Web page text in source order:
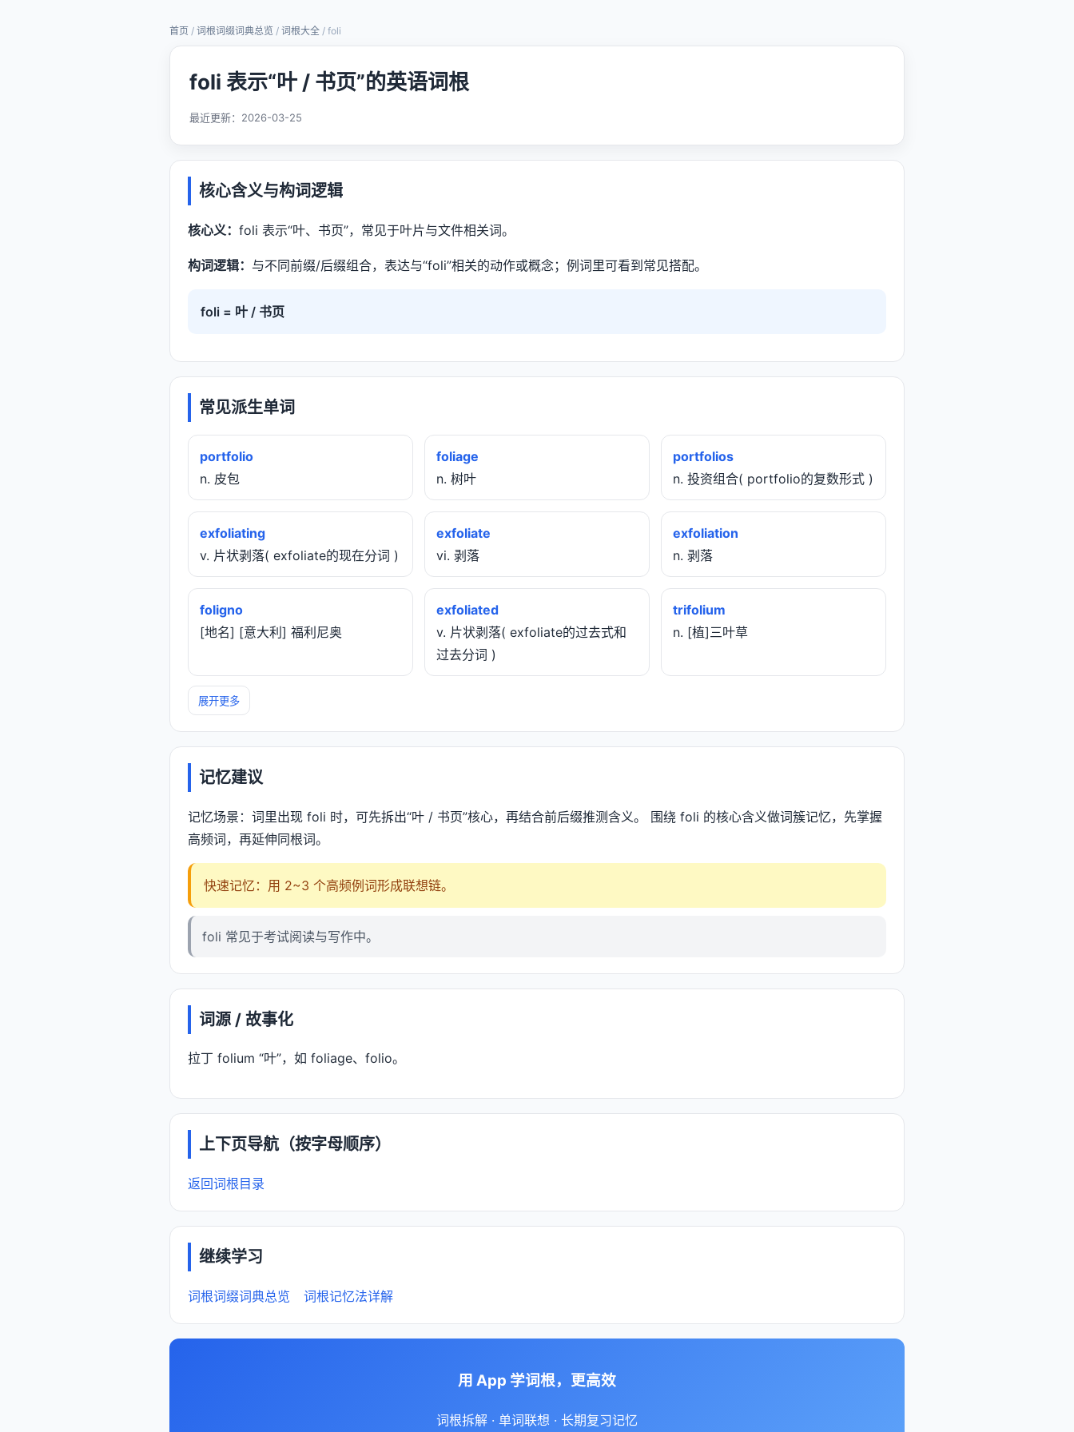
首页 / 词根词缀词典总览 / 词根大全 / foli
foli 表示“叶 / 书页”的英语词根
最近更新： 2026-03-25
核心含义与构词逻辑
核心义： foli 表示“叶、书页”，常见于叶片与文件相关词。
构词逻辑： 与不同前缀/后缀组合，表达与“foli”相关的动作或概念；例词里可看到常见搭配。
foli = 叶 / 书页
常见派生单词
portfolio
n. 皮包
foliage
n. 树叶
portfolios
n. 投资组合( portfolio的复数形式 )
exfoliating
v. 片状剥落( exfoliate的现在分词 )
exfoliate
vi. 剥落
exfoliation
n. 剥落
foligno
[地名] [意大利] 福利尼奥
exfoliated
v. 片状剥落( exfoliate的过去式和
过去分词 )
trifolium
n. [植]三叶草
展开更多
记忆建议
记忆场景：词里出现 foli 时，可先拆出“叶 / 书页”核心，再结合前后缀推测含义。 围绕 foli 的核心含义做词簇记忆，先掌握
高频词，再延伸同根词。
快速记忆：用 2~3 个高频例词形成联想链。
foli 常见于考试阅读与写作中。
词源 / 故事化
拉丁 folium “叶”，如 foliage、folio。
上下页导航（按字母顺序）
返回词根目录
继续学习
词根词缀词典总览 词根记忆法详解
用 App 学词根，更高效
词根拆解 · 单词联想 · 长期复习记忆